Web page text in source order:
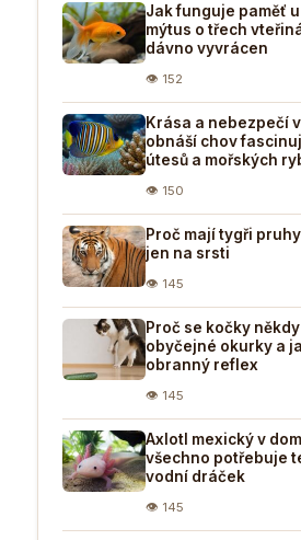
Jak funguje paměť
mýtus o třech
dávno vyvrácen
👁 152
Krása a nebezpečí
obnáší chov
útesů a mořských
👁 150
Proč mají tygři
jen na srsti
👁 145
Proč se kočky
obyčejné okurky a
obranný reflex
👁 145
Axlotl mexický v
všechno potřebuje
vodní dráček
👁 145